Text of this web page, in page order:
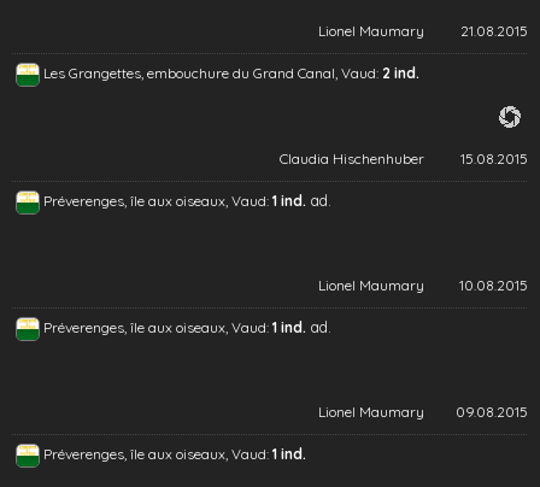
Lionel Maumary 21.08.2015
Les Grangettes, embouchure du Grand Canal, Vaud: 2 ind.
Claudia Hischenhuber 15.08.2015
Préverenges, île aux oiseaux, Vaud: 1 ind. ad.
Lionel Maumary 10.08.2015
Préverenges, île aux oiseaux, Vaud: 1 ind. ad.
Lionel Maumary 09.08.2015
Préverenges, île aux oiseaux, Vaud: 1 ind.